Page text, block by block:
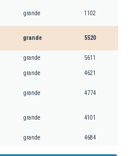
grande 1102
grande 5520
grande 5611
grande 4621
grande 4774
grande 4101
grande 4684